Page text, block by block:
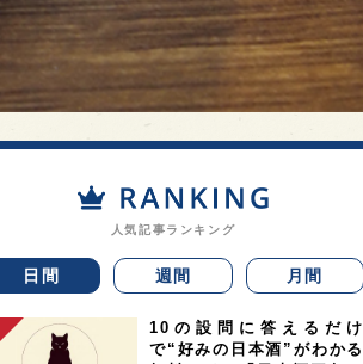
人気記事ランキング
日間 週間 月間
10の設問に答えるだけ
で“好みの日本酒”がわかる